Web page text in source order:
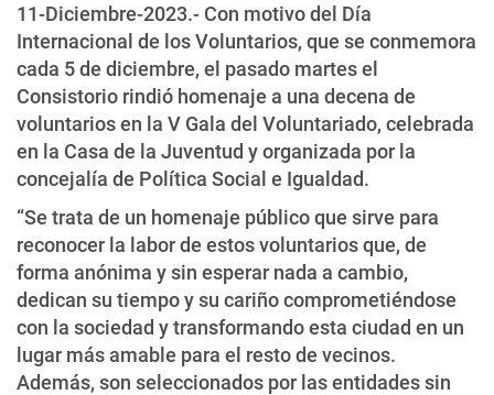
11-Diciembre-2023.- Con motivo del Día
Internacional de los Voluntarios, que se conmemora
cada 5 de diciembre, el pasado martes el
Consistorio rindió homenaje a una decena de
voluntarios en la V Gala del Voluntariado, celebrada
en la Casa de la Juventud y organizada por la
concejalía de Política Social e Igualdad.
“Se trata de un homenaje público que sirve para
reconocer la labor de estos voluntarios que, de
forma anónima y sin esperar nada a cambio,
dedican su tiempo y su cariño comprometiéndose
con la sociedad y transformando esta ciudad en un
lugar más amable para el resto de vecinos.
Además, son seleccionados por las entidades sin